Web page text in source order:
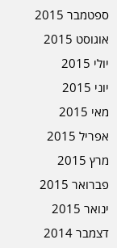
ספטמבר 2015
אוגוסט 2015
יולי 2015
יוני 2015
מאי 2015
אפריל 2015
מרץ 2015
פברואר 2015
ינואר 2015
דצמבר 2014